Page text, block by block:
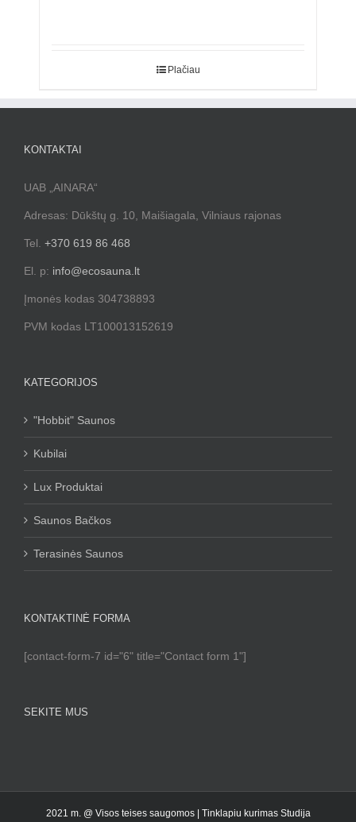
Plačiau
KONTAKTAI
UAB „AINARA“
Adresas: Dūkštų g. 10, Maišiagala, Vilniaus rajonas
Tel. +370 619 86 468
El. p: info@ecosauna.lt
Įmonės kodas 304738893
PVM kodas LT100013152619
KATEGORIJOS
"Hobbit" Saunos
Kubilai
Lux Produktai
Saunos Bačkos
Terasinės Saunos
KONTAKTINĖ FORMA
[contact-form-7 id="6" title="Contact form 1"]
SEKITE MUS
2021 m. @ Visos teises saugomos | Tinklapiu kurimas Studija